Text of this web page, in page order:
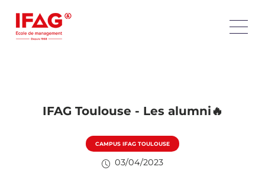
IFAG Toulouse - Les alumni🔥
CAMPUS IFAG TOULOUSE
03/04/2023